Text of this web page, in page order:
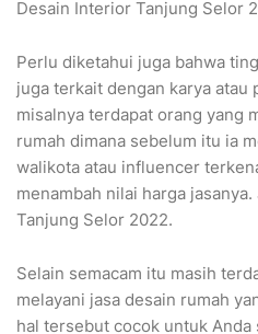
Desain Interior Tanjung Selor
Perlu diketahui juga bahwa
juga terkait dengan karya
misalnya terdapat orang yang
rumah dimana sebelum itu ia
walikota atau influencer
menambah nilai harga
Tanjung Selor 2022.
Selain semacam itu masih
melayani jasa desain rumah
hal tersebut cocok untuk Anda